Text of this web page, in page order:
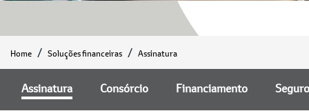
Home Soluções financeiras Assinatura
Consórcio Financiamento Seguro
Assinatura